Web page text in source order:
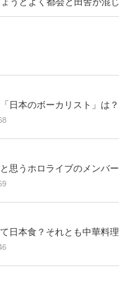
まったいい街」の声
日本のボーカリスト」は？
思うホロライブのメンバー
日本食？それとも中華料理